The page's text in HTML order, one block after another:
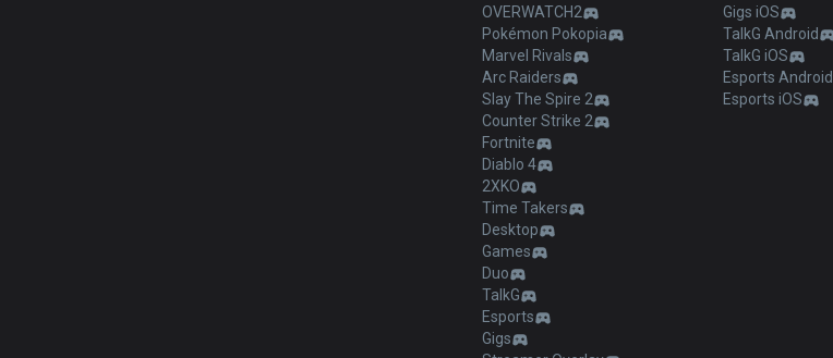
OVERWATCH2
Pokémon Pokopia
Marvel Rivals
Arc Raiders
Slay The Spire 2
Counter Strike 2
Fortnite
Diablo 4
2XKO
Time Takers
Desktop
Games
Duo
TalkG
Esports
Gigs
Gigs iOS
TalkG Android
TalkG iOS
Esports Android
Esports iOS